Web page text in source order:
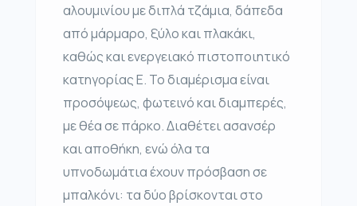
αλουμινίου με διπλά τζάμια, δάπεδα
από μάρμαρο, ξύλο και πλακάκι,
καθώς και ενεργειακό πιστοποιητικό
κατηγορίας Ε. Το διαμέρισμα είναι
προσόψεως, φωτεινό και διαμπερές,
με θέα σε πάρκο. Διαθέτει ασανσέρ
και αποθήκη, ενώ όλα τα
υπνοδωμάτια έχουν πρόσβαση σε
μπαλκόνι: τα δύο βρίσκονται στο